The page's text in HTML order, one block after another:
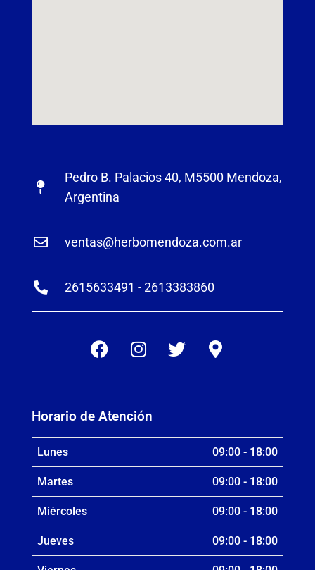
Pedro B. Palacios 40, M5500 Mendoza,
Argentina
ventas@herbomendoza.com.ar
2615633491 - 2613383860
Horario de Atención
Lunes 09:00 - 18:00
Martes 09:00 - 18:00
Miércoles 09:00 - 18:00
Jueves 09:00 - 18:00